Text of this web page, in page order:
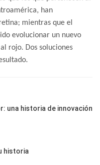
han
mientras que el
evolucionar un nuevo
rojo. Dos soluciones
una historia de innovación
historia